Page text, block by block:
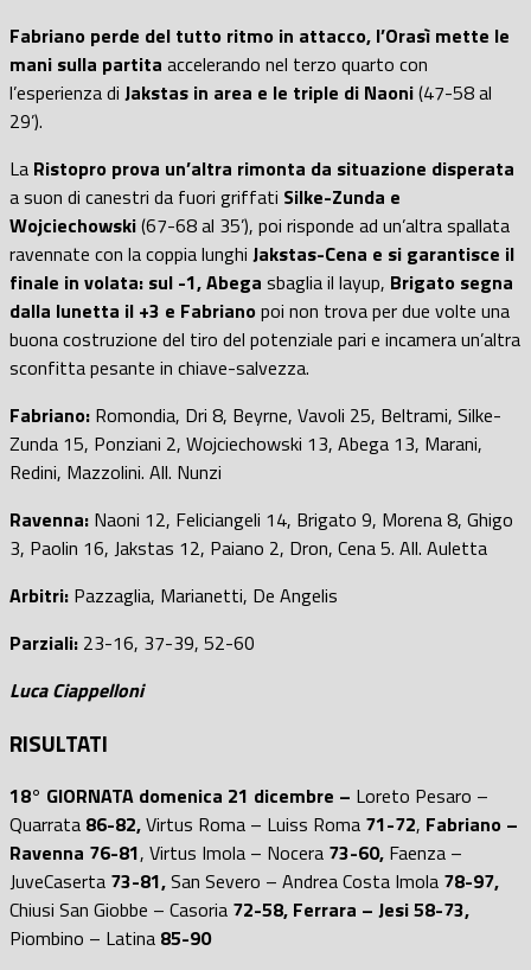
Fabriano perde del tutto ritmo in attacco, l’Orasì mette le
mani sulla partita accelerando nel terzo quarto con
l’esperienza di Jakstas in area e le triple di Naoni(47-58 al
29’).
La Ristopro prova un’altra rimonta da situazione disperata
a suon di canestri da fuori griffati Silke-Zunda e
Wojciechowski(67-68 al 35’), poi risponde ad un’altra spallata
ravennate con la coppia lunghi Jakstas-Cena e si garantisce il
finale in volata: sul -1, Abega sbaglia il layup, Brigato segna
dalla lunetta il +3 e Fabrianopoi non trova per due volte una
buona costruzione del tiro del potenziale pari e incamera un’altra
sconfitta pesante in chiave-salvezza.
Fabriano: Romondia, Dri 8, Beyrne, Vavoli 25, Beltrami, Silke-
Zunda 15, Ponziani 2, Wojciechowski 13, Abega 13, Marani,
Redini, Mazzolini. All. Nunzi
Ravenna: Naoni 12, Feliciangeli 14, Brigato 9, Morena 8, Ghigo
3, Paolin 16, Jakstas 12, Paiano 2, Dron, Cena 5. All. Auletta
Arbitri: Pazzaglia, Marianetti, De Angelis
Parziali: 23-16, 37-39, 52-60
Luca Ciappelloni
RISULTATI
18° GIORNATA domenica 21 dicembre – Loreto Pesaro –
Quarrata 86-82,Virtus Roma – Luiss Roma 71-72, Fabriano –
Ravenna 76-81, Virtus Imola – Nocera 73-60, Faenza –
JuveCaserta 73-81,San Severo – Andrea Costa Imola 78-97,
Chiusi San Giobbe – Casoria 72-58, Ferrara – Jesi 58-73,
Piombino – Latina 85-90